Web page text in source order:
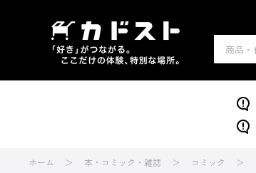
ホーム 本・コミック・雑誌 コミック